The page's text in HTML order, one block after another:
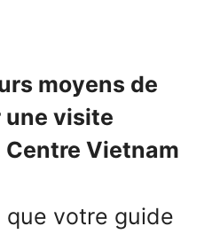
moyens de
visite
Centre Vietnam
que votre guide